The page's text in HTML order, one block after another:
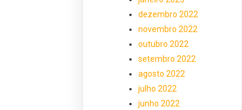
dezembro 2022
novembro 2022
outubro 2022
setembro 2022
agosto 2022
julho 2022
junho 2022